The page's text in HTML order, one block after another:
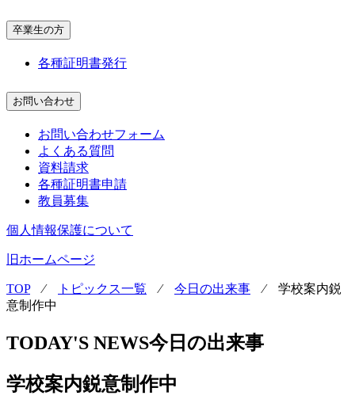
卒業生の方
各種証明書発行
お問い合わせ
お問い合わせフォーム
よくある質問
資料請求
各種証明書申請
教員募集
個人情報保護について
旧ホームページ
TOP⁄ トピックス一覧 ⁄ 今日の出来事 ⁄ 学校案内鋭
意制作中
TODAY'S NEWS今日の出来事
学校案内鋭意制作中